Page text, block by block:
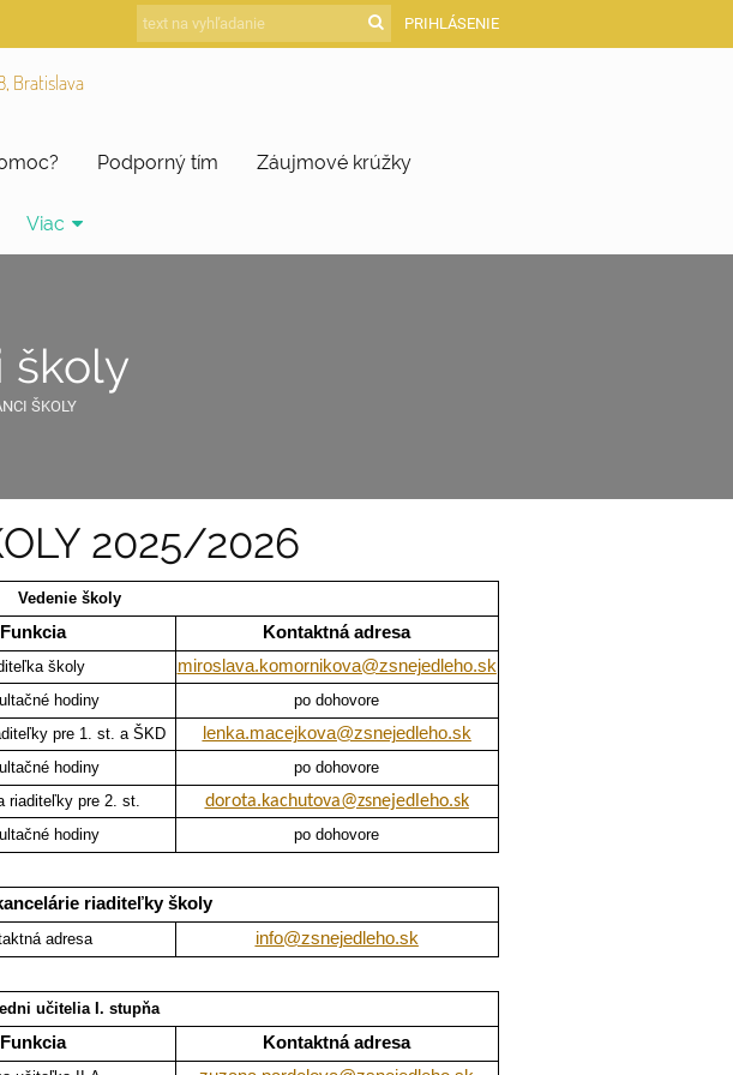
PRIHLÁSENIE
Bratislava
Podporný tím Záujmové krúžky
Viac
školy
ŠKOLY
2025/2026
Vedenie školy
Funkcia Kontaktná adresa
školy miroslava.komornikova@zsnejedleho.sk
hodiny po dohovore
pre 1. st. a ŠKD lenka.macejkova@zsnejedleho.sk
hodiny po dohovore
riaditeľky pre 2. st. dorota.kachutova@zsnejedleho.sk
hodiny po dohovore
riaditeľky školy
adresa info@zsnejedleho.sk
učitelia I. stupňa
Funkcia Kontaktná adresa